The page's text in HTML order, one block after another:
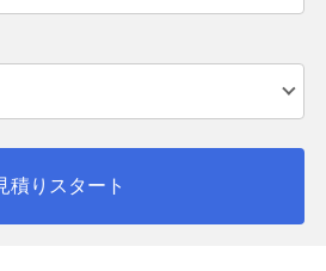
積りスタート